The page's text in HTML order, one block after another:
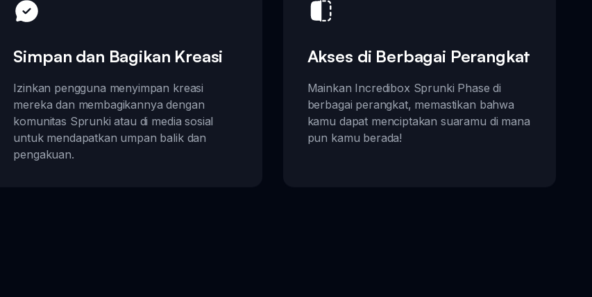
Simpan dan Bagikan Kreasi
Izinkan pengguna menyimpan kreasi
mereka dan membagikannya dengan
komunitas Sprunki atau di media sosial
untuk mendapatkan umpan balik dan
pengakuan.
Akses di Berbagai Perangkat
Mainkan Incredibox Sprunki Phase di
berbagai perangkat, memastikan bahwa
kamu dapat menciptakan suaramu di mana
pun kamu berada!